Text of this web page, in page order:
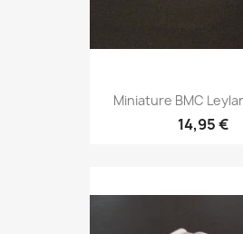
Miniature BMC
14,95 €